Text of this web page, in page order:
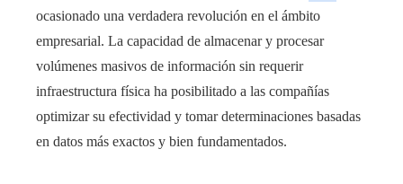
ocasionado una verdadera revolución en el ámbito
empresarial. La capacidad de almacenar y procesar
volúmenes masivos de información sin requerir
infraestructura física ha posibilitado a las compañías
optimizar su efectividad y tomar determinaciones basadas
en datos más exactos y bien fundamentados.